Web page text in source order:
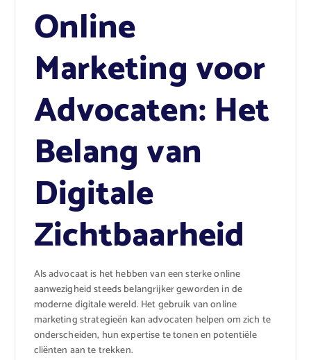
Online
Marketing voor
Advocaten: Het
Belang van
Digitale
Zichtbaarheid
Als advocaat is het hebben van een sterke online
aanwezigheid steeds belangrijker geworden in de
moderne digitale wereld. Het gebruik van online
marketing strategieën kan advocaten helpen om zich te
onderscheiden, hun expertise te tonen en potentiële
cliënten aan te trekken.